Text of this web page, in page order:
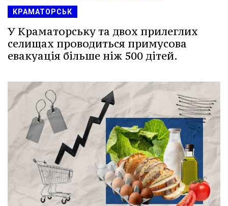
КРАМАТОРСЬК
У Краматорську та двох прилеглих
селищах проводиться примусова
евакуація більше ніж 500 дітей.